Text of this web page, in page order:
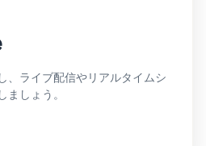
、ライブ配信やリアルタイムシ
ましょう。